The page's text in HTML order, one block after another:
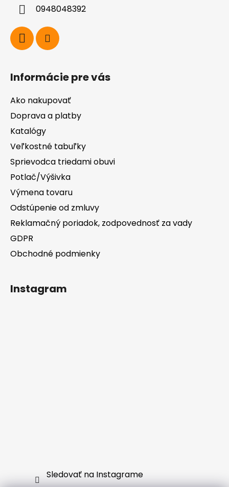
0948048392
Informácie pre vás
Ako nakupovať
Doprava a platby
Katalógy
Veľkostné tabuľky
Sprievodca triedami obuvi
Potlač/Výšivka
Výmena tovaru
Odstúpenie od zmluvy
Reklamačný poriadok, zodpovednosť za vady
GDPR
Obchodné podmienky
Instagram
Sledovať na Instagrame